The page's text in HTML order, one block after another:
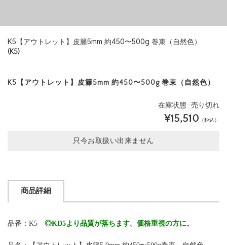
K5【アウトレット】皮籐5mm 約450〜500g 巻束（自然色）
(K5)
K5【アウトレット】皮籐5mm 約450〜500g 巻束（自然色）
在庫状態 : 売り切れ
¥15,510 （税込）
只今お取扱い出来ません
商品詳細
品番：K5 ◎KD5より品質が落ちます。価格重視の方に。